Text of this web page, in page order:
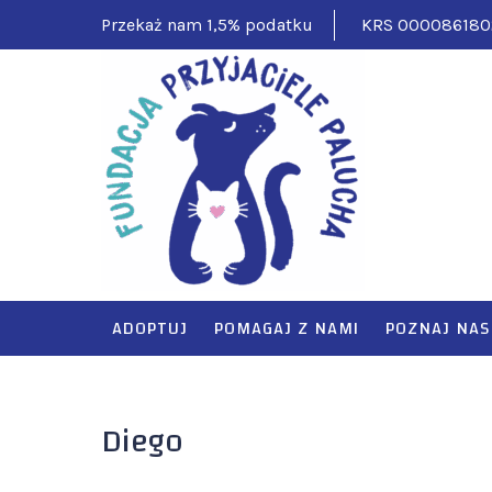
to
Przekaż nam 1,5% podatku KRS
Pomagamy
ADOPTUJ POMAGAJ Z NAMI POZNAJ NAS
Diego